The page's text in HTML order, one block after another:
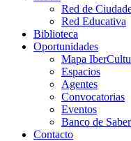
Red de
Red Educativa
Biblioteca
Oportunidades
Mapa
Espacios
Agentes
Convocatorias
Eventos
Banco de
Contacto